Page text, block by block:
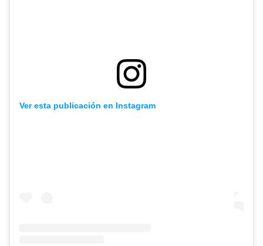
Ver esta publicación en Instagram